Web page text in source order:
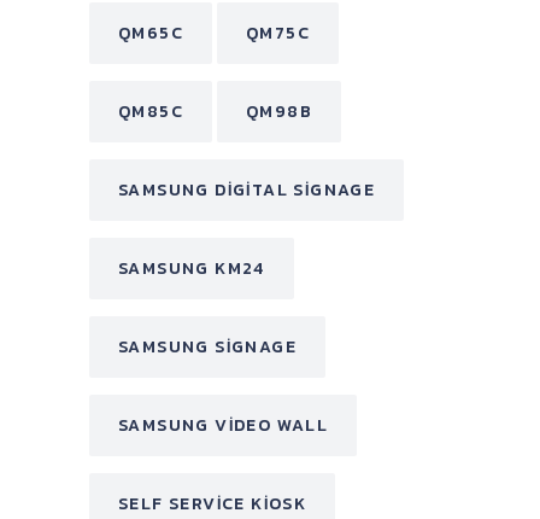
QM65C QM75C
QM85C QM98B
SAMSUNG DIGITAL SIGNAGE
SAMSUNG KM24
SAMSUNG SIGNAGE
SAMSUNG VIDEO WALL
SELF SERVICE KIOSK